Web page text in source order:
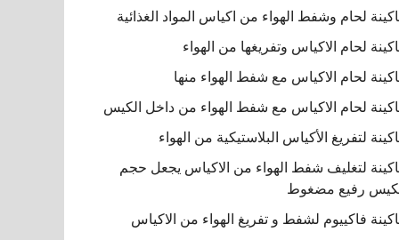
لحام وشفط الهواء من اكياس المواد الغذائية
لحام الاكياس وتفريغها من الهواء
لحام الاكياس مع شفط الهواء منها
لحام الاكياس مع شفط الهواء من داخل الكيس
لتفريغ الأكياس البلاستيكية من الهواء
لتغليف شفط الهواء من الاكياس يجعل حجم
رفيع مضغوط
فاكييوم لشفط و تفريغ الهواء من الاكياس